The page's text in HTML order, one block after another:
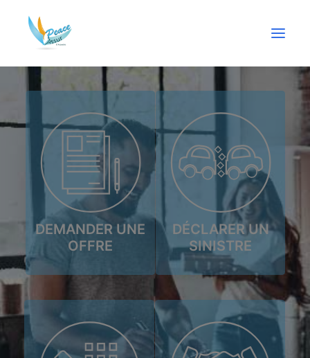
PARTICULIERS
PROFESSIONNELS
ÉPARGNE
CRÉDIT
ACTUALITÉS
URGENCE
CONTACT
ESPACE CLIENT
DEMANDER UNE
OFFRE
DÉCLARER UN
SINISTRE